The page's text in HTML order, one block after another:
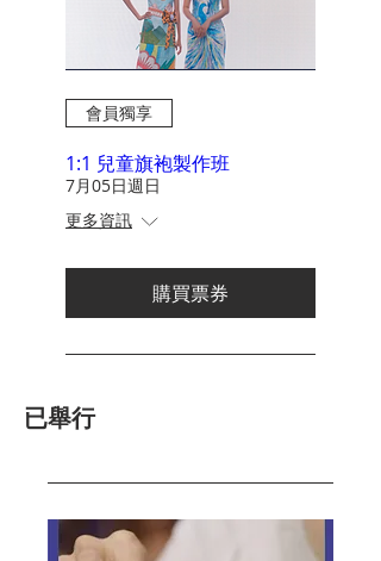
會員獨享
1:1 兒童旗袍製作班
7月05日週日
更多資訊
購買票券
已舉行